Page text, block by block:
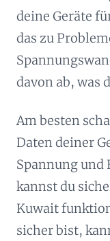
deine Geräte
das zu
davon ab, was
Am besten
Daten deiner
Spannung und
kannst du
Kuwait
sicher bist,